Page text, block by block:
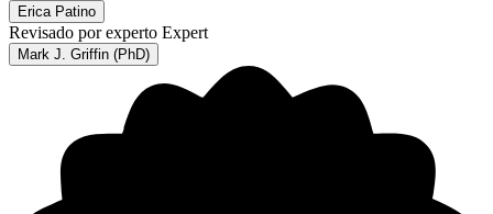
Erica Patino
Revisado por experto Expert
Mark J. Griffin (PhD)